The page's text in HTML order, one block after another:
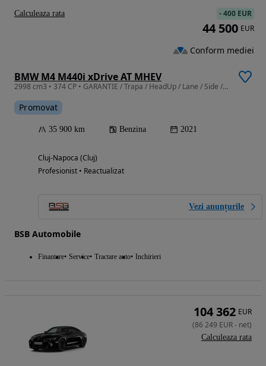
BMW M4 M440i xDrive AT MHEV
2998 cm3 • 374 CP • GARANTIE / Trapa / HeadUp / Lane / Side / H&K / Camera / 20"
Promovat
35 900 km Benzina 2021
Cluj-Napoca (Cluj)
Profesionist • Reactualizat
Vezi anunțurile
BSB Automobile
Finantare Service Tractare auto Inchirieri
-400 EUR
44 500 EUR
Conform mediei
Calculeaza rata
104 362 EUR
(86 249 EUR- net)
Calculeaza rata